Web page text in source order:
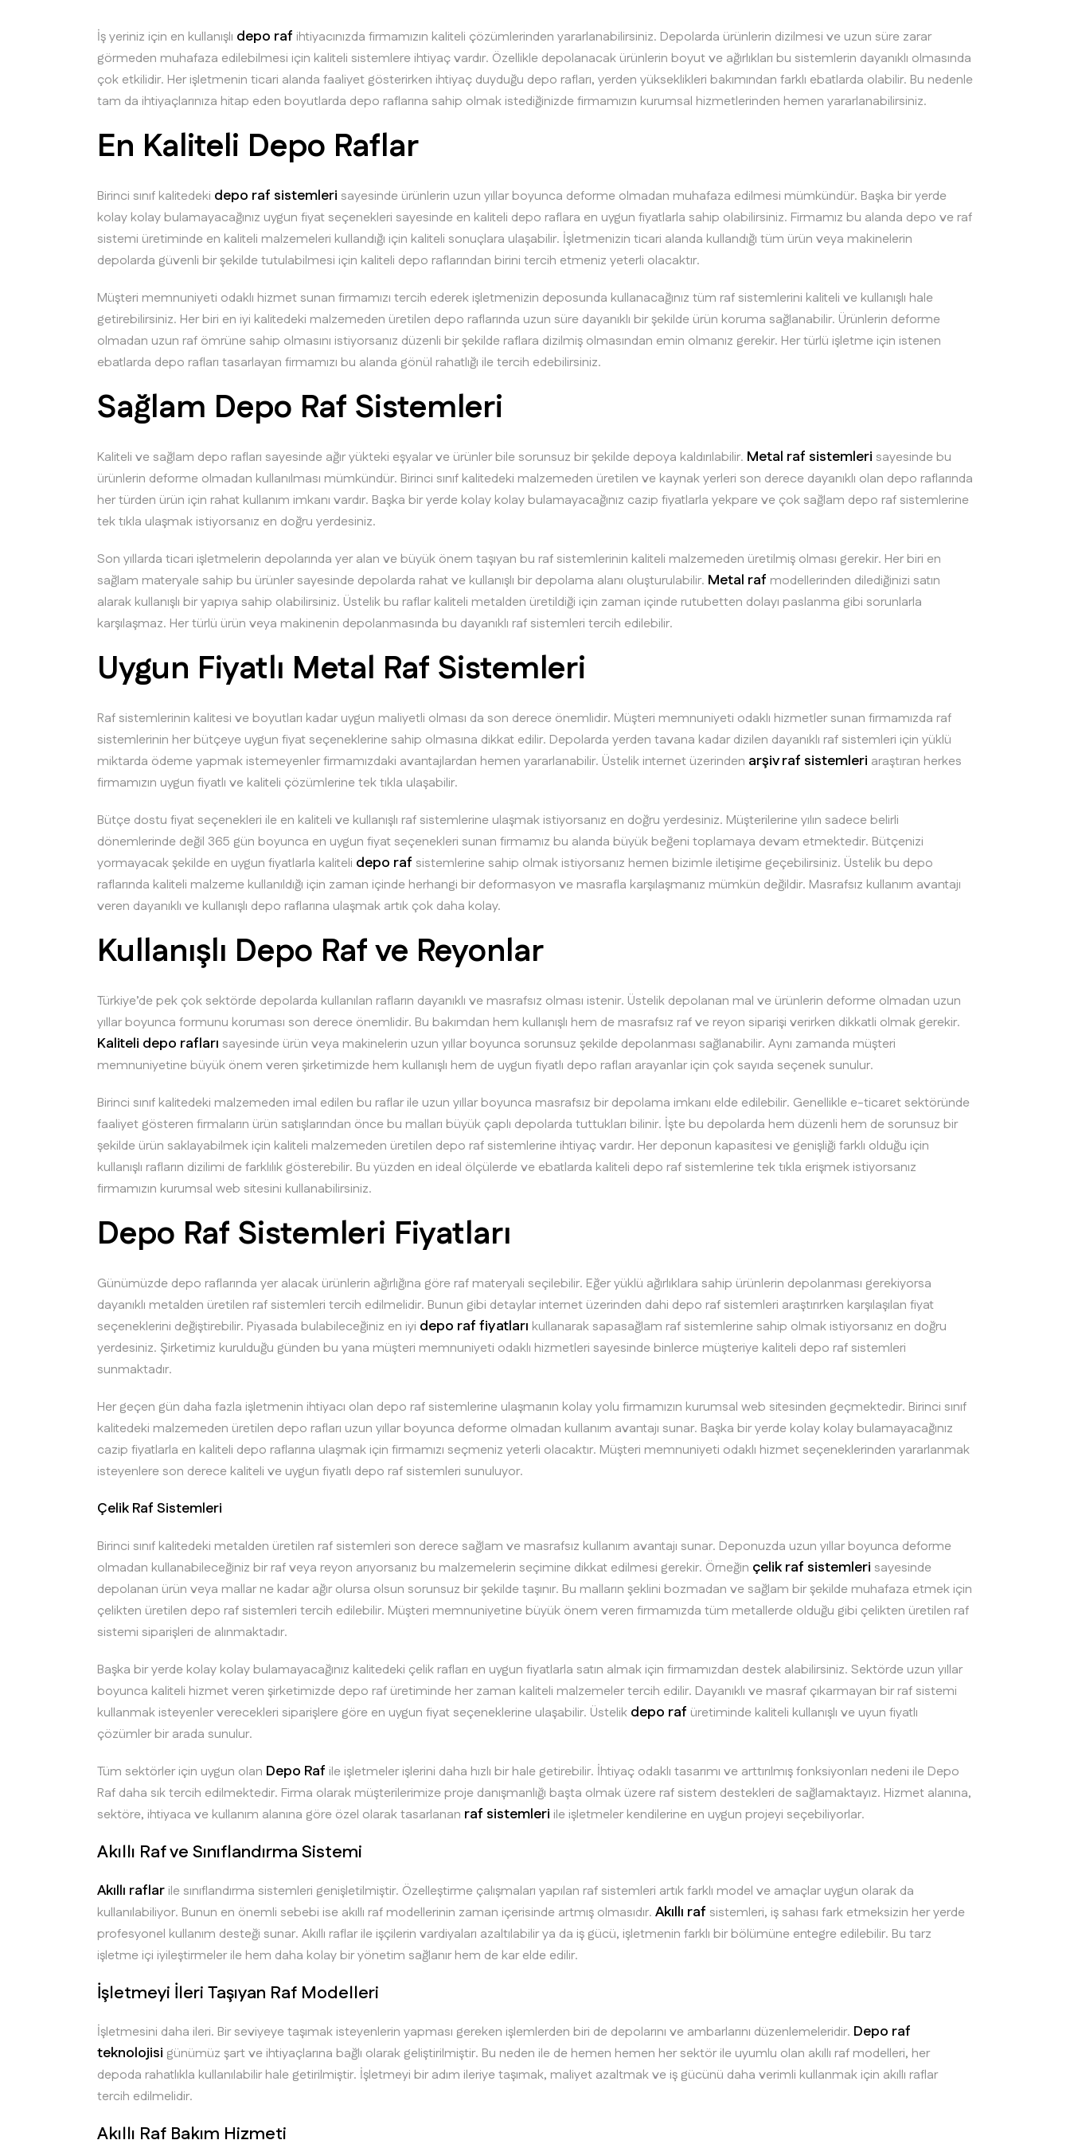
İş yeriniz için en kullanışlı depo raf ihtiyacınızda firmamızın kaliteli çözümlerinden yararlanabilirsiniz. Depolarda ürünlerin dizilmesi ve uzun süre zarar
görmeden muhafaza edilebilmesi için kaliteli sistemlere ihtiyaç vardır. Özellikle depolanacak ürünlerin boyut ve ağırlıkları bu sistemlerin dayanıklı olmasında
çok etkilidir. Her işletmenin ticari alanda faaliyet gösterirken ihtiyaç duyduğu depo rafları, yerden yükseklikleri bakımından farklı ebatlarda olabilir. Bu nedenle
tam da ihtiyaçlarınıza hitap eden boyutlarda depo raflarına sahip olmak istediğinizde firmamızın kurumsal hizmetlerinden hemen yararlanabilirsiniz.
En Kaliteli Depo Raflar
Birinci sınıf kalitedeki depo raf sistemleri sayesinde ürünlerin uzun yıllar boyunca deforme olmadan muhafaza edilmesi mümkündür. Başka bir yerde
kolay kolay bulamayacağınız uygun fiyat seçenekleri sayesinde en kaliteli depo raflara en uygun fiyatlarla sahip olabilirsiniz. Firmamız bu alanda depo ve raf
sistemi üretiminde en kaliteli malzemeleri kullandığı için kaliteli sonuçlara ulaşabilir. İşletmenizin ticari alanda kullandığı tüm ürün veya makinelerin
depolarda güvenli bir şekilde tutulabilmesi için kaliteli depo raflarından birini tercih etmeniz yeterli olacaktır.
Müşteri memnuniyeti odaklı hizmet sunan firmamızı tercih ederek işletmenizin deposunda kullanacağınız tüm raf sistemlerini kaliteli ve kullanışlı hale
getirebilirsiniz. Her biri en iyi kalitedeki malzemeden üretilen depo raflarında uzun süre dayanıklı bir şekilde ürün koruma sağlanabilir. Ürünlerin deforme
olmadan uzun raf ömrüne sahip olmasını istiyorsanız düzenli bir şekilde raflara dizilmiş olmasından emin olmanız gerekir. Her türlü işletme için istenen
ebatlarda depo rafları tasarlayan firmamızı bu alanda gönül rahatlığı ile tercih edebilirsiniz.
Sağlam Depo Raf Sistemleri
Kaliteli ve sağlam depo rafları sayesinde ağır yükteki eşyalar ve ürünler bile sorunsuz bir şekilde depoya kaldırılabilir. Metal raf sistemleri sayesinde bu
ürünlerin deforme olmadan kullanılması mümkündür. Birinci sınıf kalitedeki malzemeden üretilen ve kaynak yerleri son derece dayanıklı olan depo raflarında
her türden ürün için rahat kullanım imkanı vardır. Başka bir yerde kolay kolay bulamayacağınız cazip fiyatlarla yekpare ve çok sağlam depo raf sistemlerine
tek tıkla ulaşmak istiyorsanız en doğru yerdesiniz.
Son yıllarda ticari işletmelerin depolarında yer alan ve büyük önem taşıyan bu raf sistemlerinin kaliteli malzemeden üretilmiş olması gerekir. Her biri en
sağlam materyale sahip bu ürünler sayesinde depolarda rahat ve kullanışlı bir depolama alanı oluşturulabilir. Metal raf modellerinden dilediğinizi satın
alarak kullanışlı bir yapıya sahip olabilirsiniz. Üstelik bu raflar kaliteli metalden üretildiği için zaman içinde rutubetten dolayı paslanma gibi sorunlarla
karşılaşmaz. Her türlü ürün veya makinenin depolanmasında bu dayanıklı raf sistemleri tercih edilebilir.
Uygun Fiyatlı Metal Raf Sistemleri
Raf sistemlerinin kalitesi ve boyutları kadar uygun maliyetli olması da son derece önemlidir. Müşteri memnuniyeti odaklı hizmetler sunan firmamızda raf
sistemlerinin her bütçeye uygun fiyat seçeneklerine sahip olmasına dikkat edilir. Depolarda yerden tavana kadar dizilen dayanıklı raf sistemleri için yüklü
miktarda ödeme yapmak istemeyenler firmamızdaki avantajlardan hemen yararlanabilir. Üstelik internet üzerinden arşiv raf sistemleri araştıran herkes
firmamızın uygun fiyatlı ve kaliteli çözümlerine tek tıkla ulaşabilir.
Bütçe dostu fiyat seçenekleri ile en kaliteli ve kullanışlı raf sistemlerine ulaşmak istiyorsanız en doğru yerdesiniz. Müşterilerine yılın sadece belirli
dönemlerinde değil 365 gün boyunca en uygun fiyat seçenekleri sunan firmamız bu alanda büyük beğeni toplamaya devam etmektedir. Bütçenizi
yormayacak şekilde en uygun fiyatlarla kaliteli depo raf sistemlerine sahip olmak istiyorsanız hemen bizimle iletişime geçebilirsiniz. Üstelik bu depo
raflarında kaliteli malzeme kullanıldığı için zaman içinde herhangi bir deformasyon ve masrafla karşılaşmanız mümkün değildir. Masrafsız kullanım avantajı
veren dayanıklı ve kullanışlı depo raflarına ulaşmak artık çok daha kolay.
Kullanışlı Depo Raf ve Reyonlar
Türkiye’de pek çok sektörde depolarda kullanılan rafların dayanıklı ve masrafsız olması istenir. Üstelik depolanan mal ve ürünlerin deforme olmadan uzun
yıllar boyunca formunu koruması son derece önemlidir. Bu bakımdan hem kullanışlı hem de masrafsız raf ve reyon siparişi verirken dikkatli olmak gerekir.
Kaliteli depo rafları sayesinde ürün veya makinelerin uzun yıllar boyunca sorunsuz şekilde depolanması sağlanabilir. Aynı zamanda müşteri
memnuniyetine büyük önem veren şirketimizde hem kullanışlı hem de uygun fiyatlı depo rafları arayanlar için çok sayıda seçenek sunulur.
Birinci sınıf kalitedeki malzemeden imal edilen bu raflar ile uzun yıllar boyunca masrafsız bir depolama imkanı elde edilebilir. Genellikle e-ticaret sektöründe
faaliyet gösteren firmaların ürün satışlarından önce bu malları büyük çaplı depolarda tuttukları bilinir. İşte bu depolarda hem düzenli hem de sorunsuz bir
şekilde ürün saklayabilmek için kaliteli malzemeden üretilen depo raf sistemlerine ihtiyaç vardır. Her deponun kapasitesi ve genişliği farklı olduğu için
kullanışlı rafların dizilimi de farklılık gösterebilir. Bu yüzden en ideal ölçülerde ve ebatlarda kaliteli depo raf sistemlerine tek tıkla erişmek istiyorsanız
firmamızın kurumsal web sitesini kullanabilirsiniz.
Depo Raf Sistemleri Fiyatları
Günümüzde depo raflarında yer alacak ürünlerin ağırlığına göre raf materyali seçilebilir. Eğer yüklü ağırlıklara sahip ürünlerin depolanması gerekiyorsa
dayanıklı metalden üretilen raf sistemleri tercih edilmelidir. Bunun gibi detaylar internet üzerinden dahi depo raf sistemleri araştırırken karşılaşılan fiyat
seçeneklerini değiştirebilir. Piyasada bulabileceğiniz en iyi depo raf fiyatları kullanarak sapasağlam raf sistemlerine sahip olmak istiyorsanız en doğru
yerdesiniz. Şirketimiz kurulduğu günden bu yana müşteri memnuniyeti odaklı hizmetleri sayesinde binlerce müşteriye kaliteli depo raf sistemleri
sunmaktadır.
Her geçen gün daha fazla işletmenin ihtiyacı olan depo raf sistemlerine ulaşmanın kolay yolu firmamızın kurumsal web sitesinden geçmektedir. Birinci sınıf
kalitedeki malzemeden üretilen depo rafları uzun yıllar boyunca deforme olmadan kullanım avantajı sunar. Başka bir yerde kolay kolay bulamayacağınız
cazip fiyatlarla en kaliteli depo raflarına ulaşmak için firmamızı seçmeniz yeterli olacaktır. Müşteri memnuniyeti odaklı hizmet seçeneklerinden yararlanmak
isteyenlere son derece kaliteli ve uygun fiyatlı depo raf sistemleri sunuluyor.
Çelik Raf Sistemleri
Birinci sınıf kalitedeki metalden üretilen raf sistemleri son derece sağlam ve masrafsız kullanım avantajı sunar. Deponuzda uzun yıllar boyunca deforme
olmadan kullanabileceğiniz bir raf veya reyon arıyorsanız bu malzemelerin seçimine dikkat edilmesi gerekir. Örneğin çelik raf sistemleri sayesinde
depolanan ürün veya mallar ne kadar ağır olursa olsun sorunsuz bir şekilde taşınır. Bu malların şeklini bozmadan ve sağlam bir şekilde muhafaza etmek için
çelikten üretilen depo raf sistemleri tercih edilebilir. Müşteri memnuniyetine büyük önem veren firmamızda tüm metallerde olduğu gibi çelikten üretilen raf
sistemi siparişleri de alınmaktadır.
Başka bir yerde kolay kolay bulamayacağınız kalitedeki çelik rafları en uygun fiyatlarla satın almak için firmamızdan destek alabilirsiniz. Sektörde uzun yıllar
boyunca kaliteli hizmet veren şirketimizde depo raf üretiminde her zaman kaliteli malzemeler tercih edilir. Dayanıklı ve masraf çıkarmayan bir raf sistemi
kullanmak isteyenler verecekleri siparişlere göre en uygun fiyat seçeneklerine ulaşabilir. Üstelik depo raf üretiminde kaliteli kullanışlı ve uyun fiyatlı
çözümler bir arada sunulur.
Tüm sektörler için uygun olan Depo Raf ile işletmeler işlerini daha hızlı bir hale getirebilir. İhtiyaç odaklı tasarımı ve arttırılmış fonksiyonları nedeni ile Depo
Raf daha sık tercih edilmektedir. Firma olarak müşterilerimize proje danışmanlığı başta olmak üzere raf sistem destekleri de sağlamaktayız. Hizmet alanına,
sektöre, ihtiyaca ve kullanım alanına göre özel olarak tasarlanan raf sistemleri ile işletmeler kendilerine en uygun projeyi seçebiliyorlar.
Akıllı Raf ve Sınıflandırma Sistemi
Akıllı raflar ile sınıflandırma sistemleri genişletilmiştir. Özelleştirme çalışmaları yapılan raf sistemleri artık farklı model ve amaçlar uygun olarak da
kullanılabiliyor. Bunun en önemli sebebi ise akıllı raf modellerinin zaman içerisinde artmış olmasıdır. Akıllı raf sistemleri, iş sahası fark etmeksizin her yerde
profesyonel kullanım desteği sunar. Akıllı raflar ile işçilerin vardiyaları azaltılabilir ya da iş gücü, işletmenin farklı bir bölümüne entegre edilebilir. Bu tarz
işletme içi iyileştirmeler ile hem daha kolay bir yönetim sağlanır hem de kar elde edilir.
İşletmeyi İleri Taşıyan Raf Modelleri
İşletmesini daha ileri. Bir seviyeye taşımak isteyenlerin yapması gereken işlemlerden biri de depolarını ve ambarlarını düzenlemeleridir. Depo raf
teknolojisi günümüz şart ve ihtiyaçlarına bağlı olarak geliştirilmiştir. Bu neden ile de hemen hemen her sektör ile uyumlu olan akıllı raf modelleri, her
depoda rahatlıkla kullanılabilir hale getirilmiştir. İşletmeyi bir adım ileriye taşımak, maliyet azaltmak ve iş gücünü daha verimli kullanmak için akıllı raflar
tercih edilmelidir.
Akıllı Raf Bakım Hizmeti